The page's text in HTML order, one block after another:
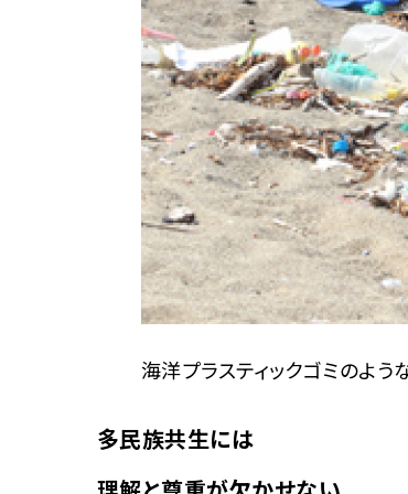
海洋プラスティックゴミのよう
多民族共生には